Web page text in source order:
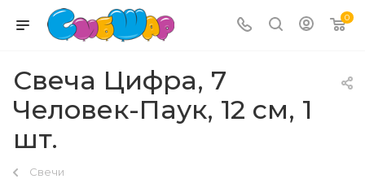
0
Свеча Цифра, 7
Человек-Паук, 12 см, 1
шт.
Свечи